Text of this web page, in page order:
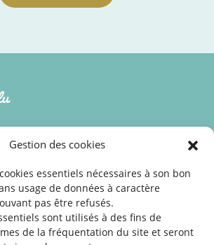
Gestion des cookies
essentiels nécessaires à son bon
usage de données à caractère
pas être refusés.
sont utilisés à des fins de
de la fréquentation du site et seront